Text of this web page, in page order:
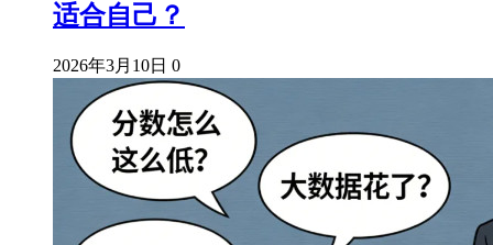
适合自己？
2026年3月10日 0